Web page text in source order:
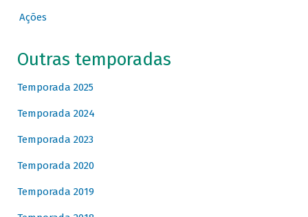
Ações
Outras temporadas
Temporada 2025
Temporada 2024
Temporada 2023
Temporada 2020
Temporada 2019